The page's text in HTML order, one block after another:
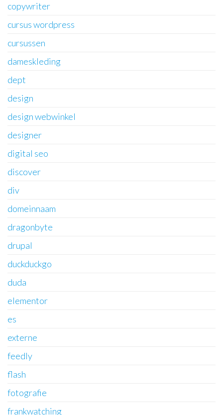
copywriter
cursus wordpress
cursussen
dameskleding
dept
design
design webwinkel
designer
digital seo
discover
div
domeinnaam
dragonbyte
drupal
duckduckgo
duda
elementor
es
externe
feedly
flash
fotografie
frankwatching